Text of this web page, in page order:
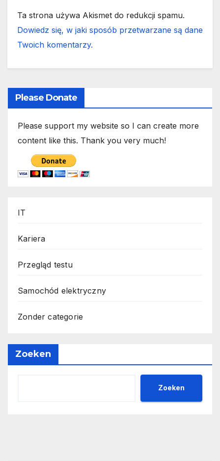
Ta strona używa Akismet do redukcji spamu.
Dowiedz się, w jaki sposób przetwarzane są dane
Twoich komentarzy.
Please Donate
Please support my website so I can create more
content like this. Thank you very much!
IT
Kariera
Przegląd testu
Samochód elektryczny
Zonder categorie
Zoeken
Zoeken